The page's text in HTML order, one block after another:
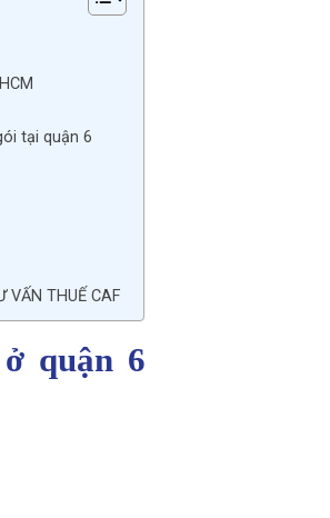
tại quận 6
VẤN THUẾ CAF
quận 6